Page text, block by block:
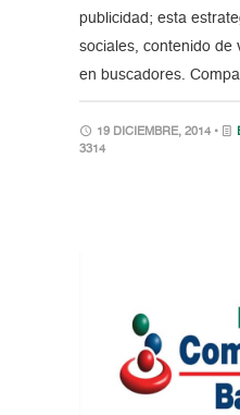
publicidad; esta
sociales, contenido de
en buscadores.
19 DICIEMBRE, 2014 •
3314